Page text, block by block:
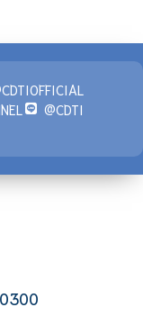
@CDTI